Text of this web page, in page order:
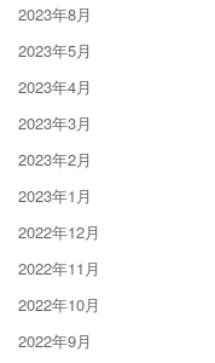
2023年8月
2023年5月
2023年4月
2023年3月
2023年2月
2023年1月
2022年12月
2022年11月
2022年10月
2022年9月